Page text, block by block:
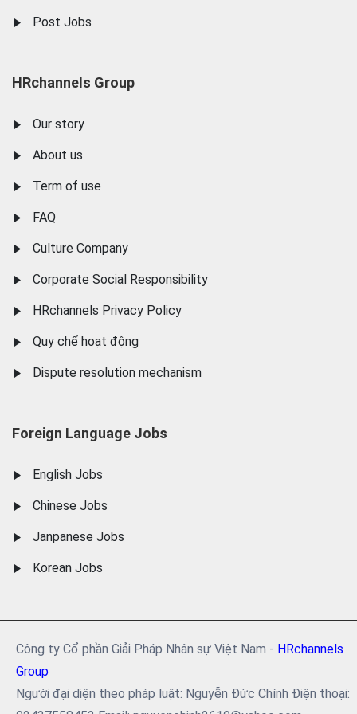
Post Jobs
HRchannels Group
Our story
About us
Term of use
FAQ
Culture Company
Corporate Social Responsibility
HRchannels Privacy Policy
Quy chế hoạt động
Dispute resolution mechanism
Foreign Language Jobs
English Jobs
Chinese Jobs
Janpanese Jobs
Korean Jobs
Công ty Cổ phần Giải Pháp Nhân sự Việt Nam - HRchannels
Group
Người đại diện theo pháp luật: Nguyễn Đức Chính Điện thoại: